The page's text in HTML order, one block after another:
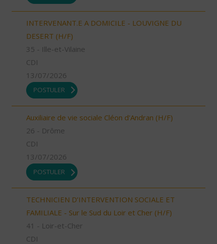
INTERVENANT.E A DOMICILE - LOUVIGNE DU
DESERT (H/F)
35 - Ille-et-Vilaine
CDI
13/07/2026
POSTULER
Auxiliaire de vie sociale Cléon d'Andran (H/F)
26 - Drôme
CDI
13/07/2026
POSTULER
TECHNICIEN D’INTERVENTION SOCIALE ET
FAMILIALE - Sur le Sud du Loir et Cher (H/F)
41 - Loir-et-Cher
CDI